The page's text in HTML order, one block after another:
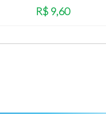
R$ 9,60